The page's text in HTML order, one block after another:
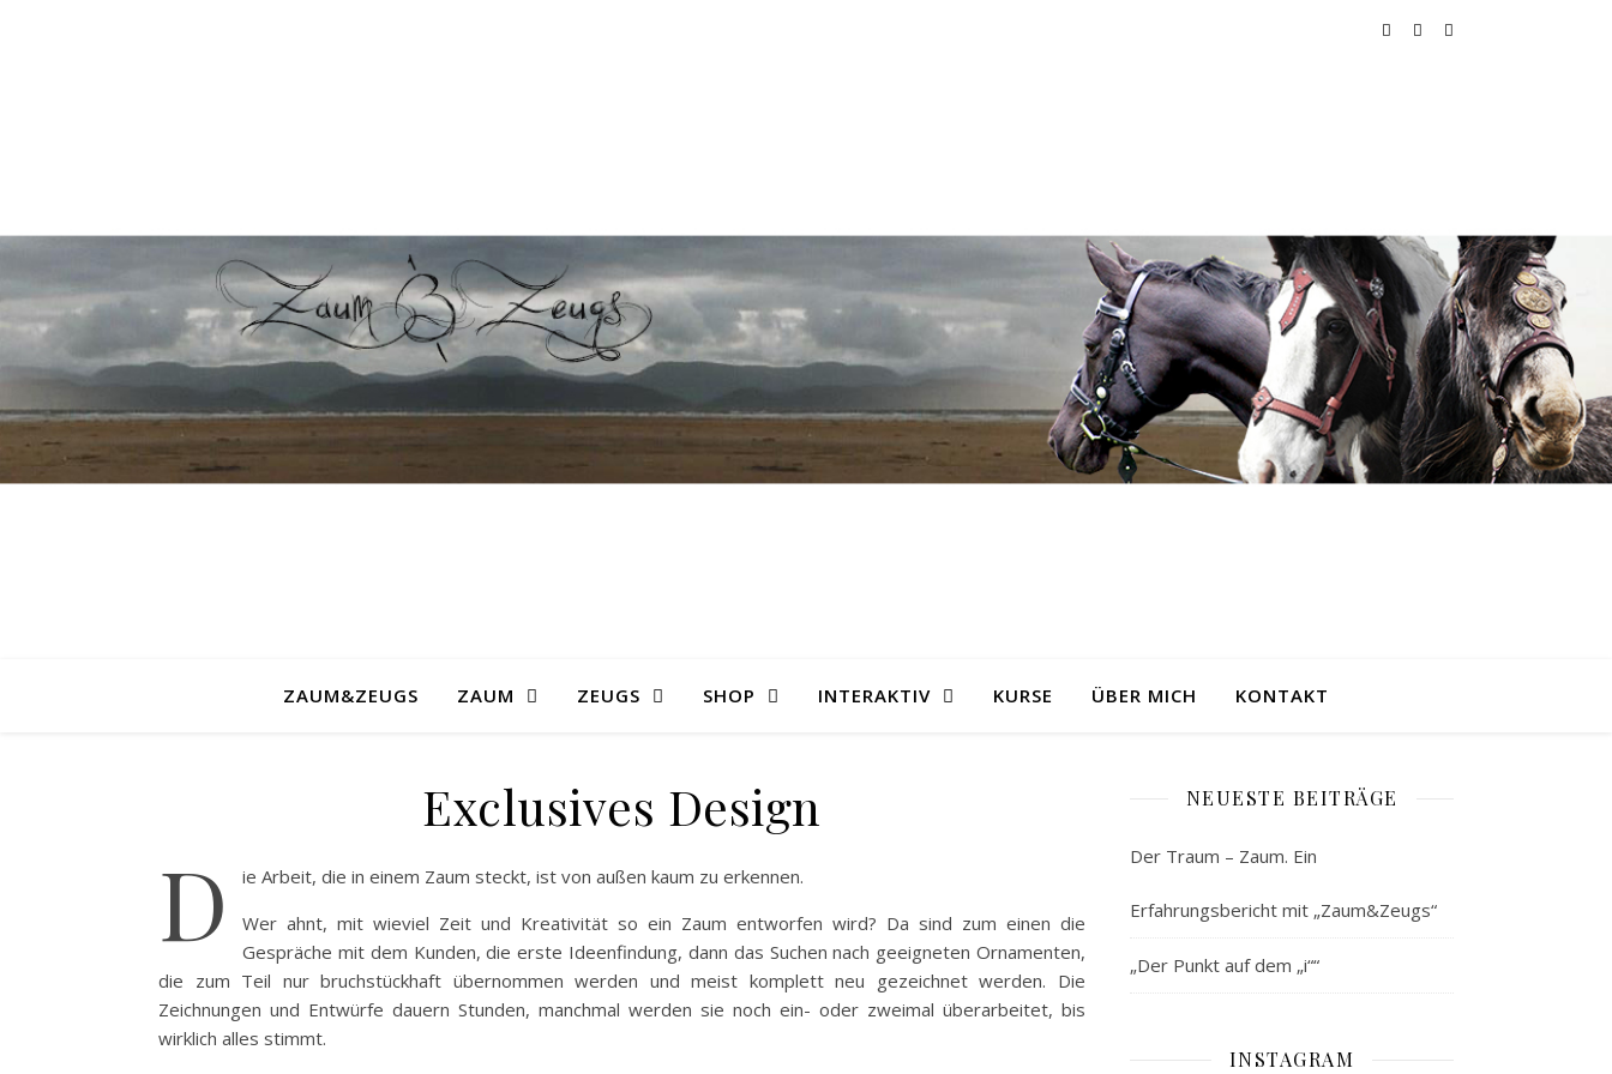
ZAUM&ZEUGS ZAUM ZEUGS SHOP INTERAKTIV KURSE ÜBER MICH KONTAKT
Exclusives Design
D
ie Arbeit, die in einem Zaum steckt, ist von außen kaum zu erkennen.
Wer ahnt, mit wieviel Zeit und Kreativität so ein Zaum entworfen wird? Da sind zum einen die
Gespräche mit dem Kunden, die erste Ideenfindung, dann das Suchen nach geeigneten Ornamenten,
die zum Teil nur bruchstückhaft übernommen werden und meist komplett neu gezeichnet werden. Die
Zeichnungen und Entwürfe dauern Stunden, manchmal werden sie noch ein- oder zweimal überarbeitet, bis
wirklich alles stimmt.
NEUESTE BEITRÄGE
Der Traum – Zaum. Ein
Erfahrungsbericht mit „Zaum&Zeugs“
„Der Punkt auf dem „i““
INSTAGRAM